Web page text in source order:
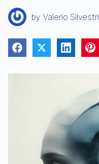
t
o
by Valerio Silvestri